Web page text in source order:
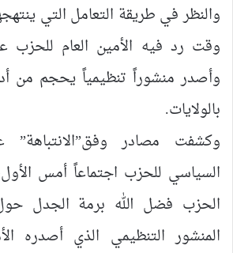
والنظر في طريقة التعامل التي
وقت رد فيه الأمين العام للحزب
وأصدر منشوراً تنظيمياً يحجم من
بالولايات.
وكشفت مصادر
السياسي للحزب اجتماعاً أمس
الحزب فضل الله برمة الجدل حول
المنشور التنظيمي الذي أصدره